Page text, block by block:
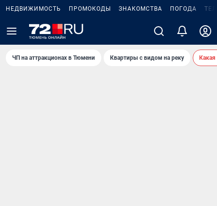
НЕДВИЖИМОСТЬ ПРОМОКОДЫ ЗНАКОМСТВА ПОГОДА
ЧП на аттракционах в Тюмени Квартиры с видом на реку